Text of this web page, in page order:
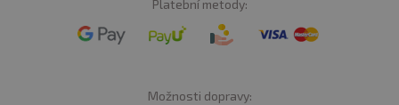
Platební metody:
Možnosti dopravy: